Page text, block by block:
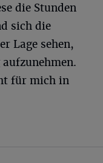
die Stunden
sich die
Lage sehen,
für mich in